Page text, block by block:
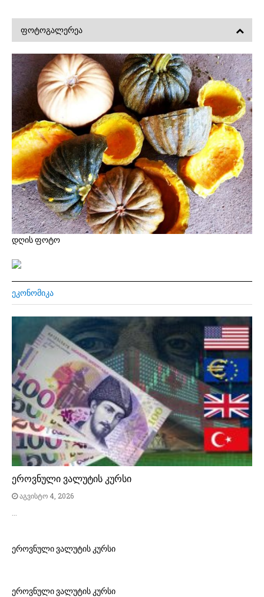
ᲤᲝᲢᲝᲒᲐᲚᲔᲠᲔᲐ
დღის ფოტო
ᲔᲙᲝᲜᲝᲛᲘᲙᲐ
ეროვნული ვალუტის კურსი
აგვისტო 4, 2026
ეროვნული ვალუტის კურსი
ეროვნული ვალუტის კურსი